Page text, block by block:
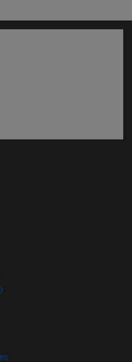
ventana)
en nueva ventana)
en nueva ventana)